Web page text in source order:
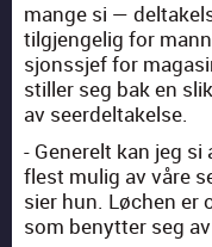
mange si —
tilgjen­gelig for
sjon­ss­jef for
stiller seg bak en
av seerdeltakelse.
- Generelt kan jeg
flest mulig av våre
sier hun. Løchen er
som benyt­ter seg